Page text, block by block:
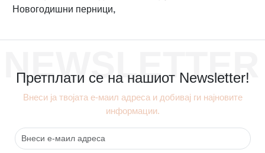
Новогодишни перници,
NEWSLETTER
Претплати се на нашиот Newsletter!
Внеси ја твојата е-маил адреса и добивај ги најновите
информации.